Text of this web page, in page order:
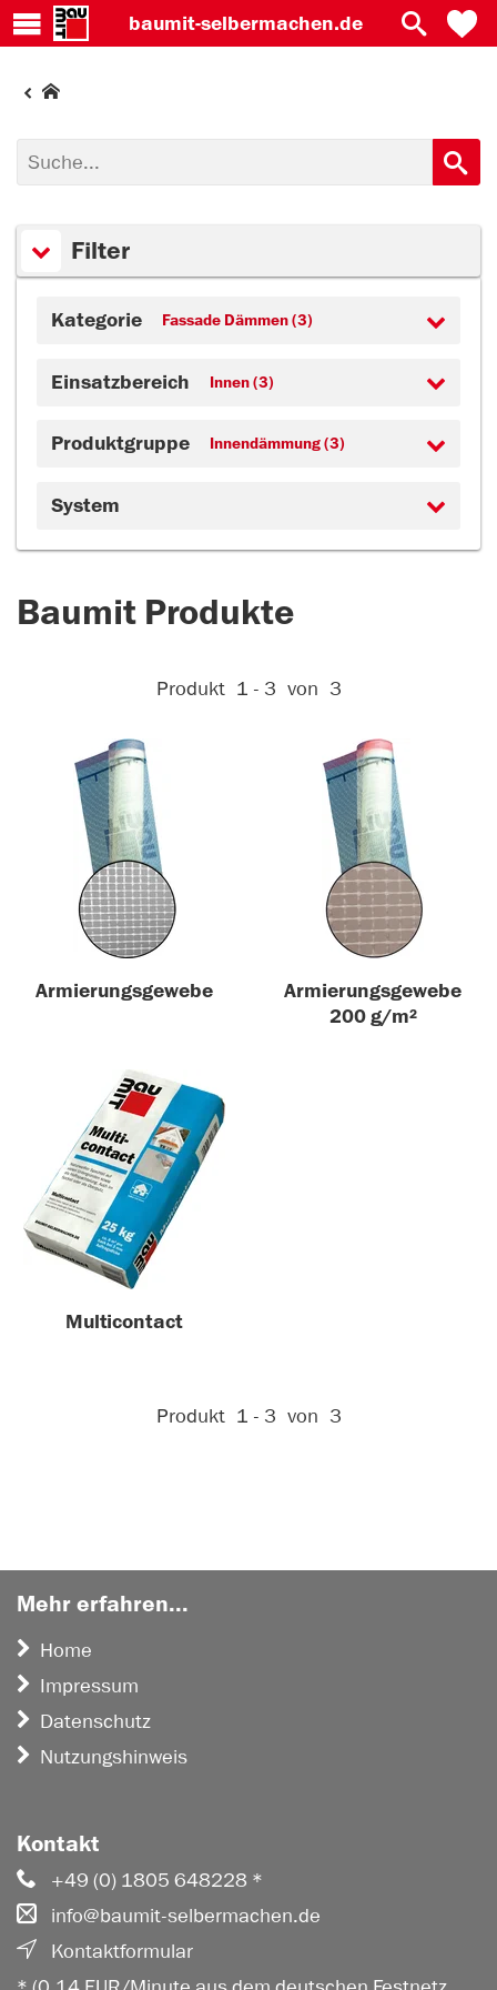
baumit-selbermachen.de
Filter
Kategorie Fassade Dämmen (3)
Einsatzbereich Innen (3)
Produktgruppe Innendämmung (3)
System
Baumit Produkte
Aktive Filter:
Produkt 1 - 3 von 3
Armierungsgewebe
Armierungsgewebe
200 g/m²
Multicontact
Aktive Filter:
Produkt 1 - 3 von 3
Mehr erfahren...
Home
Impressum
Datenschutz
Nutzungshinweis
Kontakt
+49 (0) 1805 648228 *
info@baumit-selbermachen.de
Kontaktformular